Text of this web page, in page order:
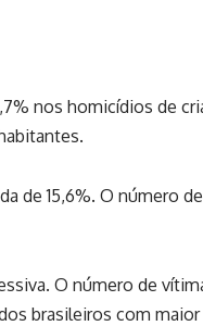
nos homicídios de
de 15,6%. O número
O número de
brasileiros com maior